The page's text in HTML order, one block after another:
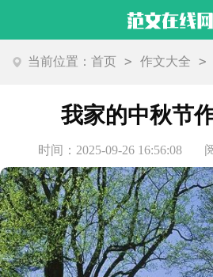
当前位置：首页 > 作文大全 >
我家的中秋节
时间：2025-09-26 16:56:08